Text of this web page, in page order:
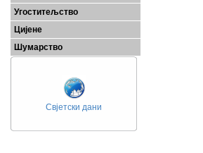
Угоститељство
Цијене
Шумарство
Свјетски дани